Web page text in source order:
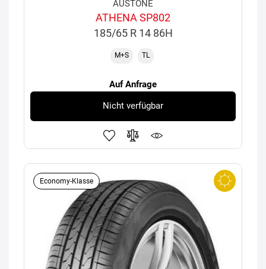
AUSTONE
ATHENA SP802
185/65 R 14 86H
M+S TL
Auf Anfrage
Nicht verfügbar
Economy-Klasse